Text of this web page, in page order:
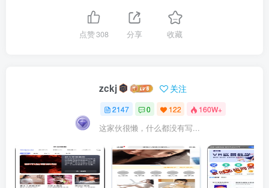
点赞308 分享 收藏
zckj 关注
2147 0 122 160W+
这家伙很懒，什么都没有写...